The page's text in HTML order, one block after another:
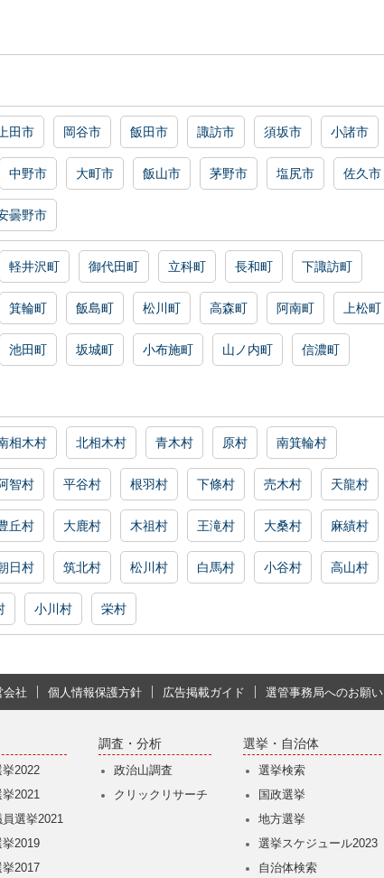
上田市 岡谷市 飯田市 諏訪市 須坂市 小諸市
中野市 大町市 飯山市 茅野市 塩尻市 佐久市
曇野市
軽井沢町 御代田町 立科町 長和町 下諏訪町
箕輪町 飯島町 松川町 高森町 阿南町 上松町
池田町 坂城町 小布施町 山ノ内町 信濃町
相木村 北相木村 青木村 原村 南箕輪村
智村 平谷村 根羽村 下條村 売木村 天龍村
丘村 大鹿村 木祖村 王滝村 大桑村 麻績村
日村 筑北村 松川村 白馬村 小谷村 高山村
小川村 栄村
会社 個人情報保護方針 広告掲載ガイド 選管事務局へのお願い
2022
2021
選挙2021
2019
2017
調査・分析
政治山調査
クリックリサーチ
選挙・自治体
選挙検索
国政選挙
地方選挙
選挙スケジュール2023
自治体検索